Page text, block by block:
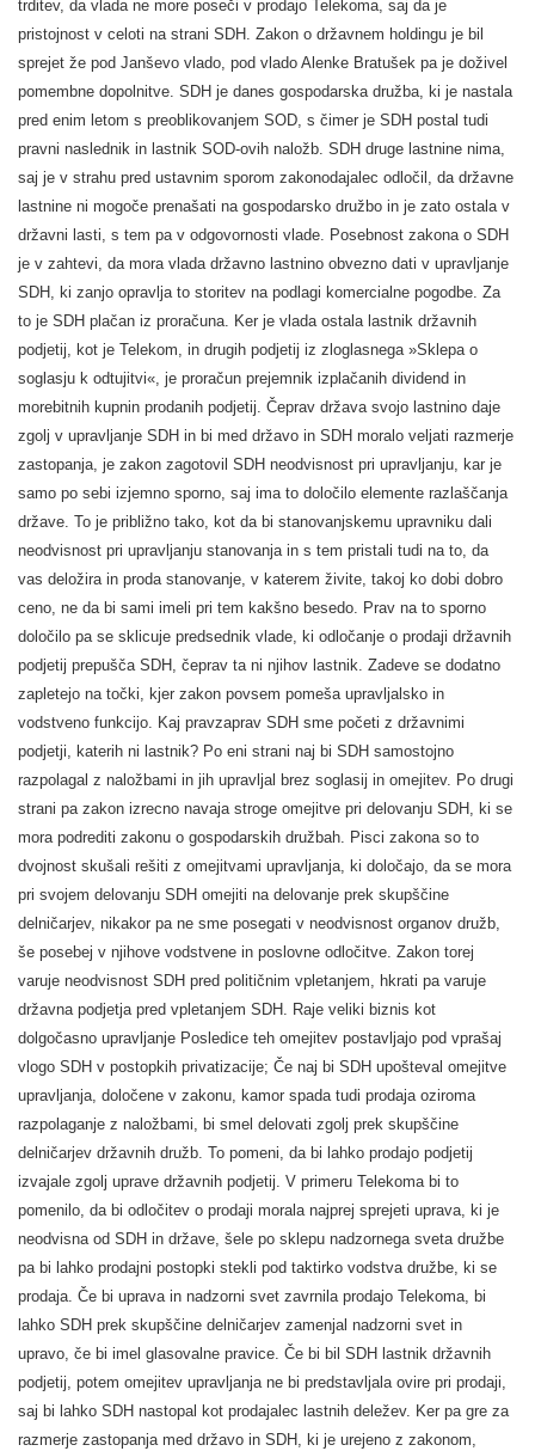
trditev, da vlada ne more poseči v prodajo Telekoma, saj da je
pristojnost v celoti na strani SDH. Zakon o državnem holdingu je bil
sprejet že pod Janševo vlado, pod vlado Alenke Bratušek pa je doživel
pomembne dopolnitve. SDH je danes gospodarska družba, ki je nastala
pred enim letom s preoblikovanjem SOD, s čimer je SDH postal tudi
pravni naslednik in lastnik SOD-ovih naložb. SDH druge lastnine nima,
saj je v strahu pred ustavnim sporom zakonodajalec odločil, da državne
lastnine ni mogoče prenašati na gospodarsko družbo in je zato ostala v
državni lasti, s tem pa v odgovornosti vlade. Posebnost zakona o SDH
je v zahtevi, da mora vlada državno lastnino obvezno dati v upravljanje
SDH, ki zanjo opravlja to storitev na podlagi komercialne pogodbe. Za
to je SDH plačan iz proračuna. Ker je vlada ostala lastnik državnih
podjetij, kot je Telekom, in drugih podjetij iz zloglasnega »Sklepa o
soglasju k odtujitvi«, je proračun prejemnik izplačanih dividend in
morebitnih kupnin prodanih podjetij. Čeprav država svojo lastnino daje
zgolj v upravljanje SDH in bi med državo in SDH moralo veljati razmerje
zastopanja, je zakon zagotovil SDH neodvisnost pri upravljanju, kar je
samo po sebi izjemno sporno, saj ima to določilo elemente razlaščanja
države. To je približno tako, kot da bi stanovanjskemu upravniku dali
neodvisnost pri upravljanju stanovanja in s tem pristali tudi na to, da
vas deložira in proda stanovanje, v katerem živite, takoj ko dobi dobro
ceno, ne da bi sami imeli pri tem kakšno besedo. Prav na to sporno
določilo pa se sklicuje predsednik vlade, ki odločanje o prodaji državnih
podjetij prepušča SDH, čeprav ta ni njihov lastnik. Zadeve se dodatno
zapletejo na točki, kjer zakon povsem pomeša upravljalsko in
vodstveno funkcijo. Kaj pravzaprav SDH sme početi z državnimi
podjetji, katerih ni lastnik? Po eni strani naj bi SDH samostojno
razpolagal z naložbami in jih upravljal brez soglasij in omejitev. Po drugi
strani pa zakon izrecno navaja stroge omejitve pri delovanju SDH, ki se
mora podrediti zakonu o gospodarskih družbah. Pisci zakona so to
dvojnost skušali rešiti z omejitvami upravljanja, ki določajo, da se mora
pri svojem delovanju SDH omejiti na delovanje prek skupščine
delničarjev, nikakor pa ne sme posegati v neodvisnost organov družb,
še posebej v njihove vodstvene in poslovne odločitve. Zakon torej
varuje neodvisnost SDH pred političnim vpletanjem, hkrati pa varuje
državna podjetja pred vpletanjem SDH. Raje veliki biznis kot
dolgočasno upravljanje Posledice teh omejitev postavljajo pod vprašaj
vlogo SDH v postopkih privatizacije; Če naj bi SDH upošteval omejitve
upravljanja, določene v zakonu, kamor spada tudi prodaja oziroma
razpolaganje z naložbami, bi smel delovati zgolj prek skupščine
delničarjev državnih družb. To pomeni, da bi lahko prodajo podjetij
izvajale zgolj uprave državnih podjetij. V primeru Telekoma bi to
pomenilo, da bi odločitev o prodaji morala najprej sprejeti uprava, ki je
neodvisna od SDH in države, šele po sklepu nadzornega sveta družbe
pa bi lahko prodajni postopki stekli pod taktirko vodstva družbe, ki se
prodaja. Če bi uprava in nadzorni svet zavrnila prodajo Telekoma, bi
lahko SDH prek skupščine delničarjev zamenjal nadzorni svet in
upravo, če bi imel glasovalne pravice. Če bi bil SDH lastnik državnih
podjetij, potem omejitev upravljanja ne bi predstavljala ovire pri prodaji,
saj bi lahko SDH nastopal kot prodajalec lastnih deležev. Ker pa gre za
razmerje zastopanja med državo in SDH, ki je urejeno z zakonom,